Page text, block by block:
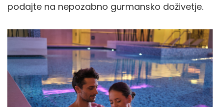
podajte na nepozabno gurmansko doživetje.